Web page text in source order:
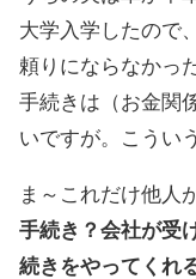
大学入学したので
頼りにならなかっ
手続きは（お金関
いですが。こうい
ま～これだけ他人
手続き？会社が受
続きをやってくれ